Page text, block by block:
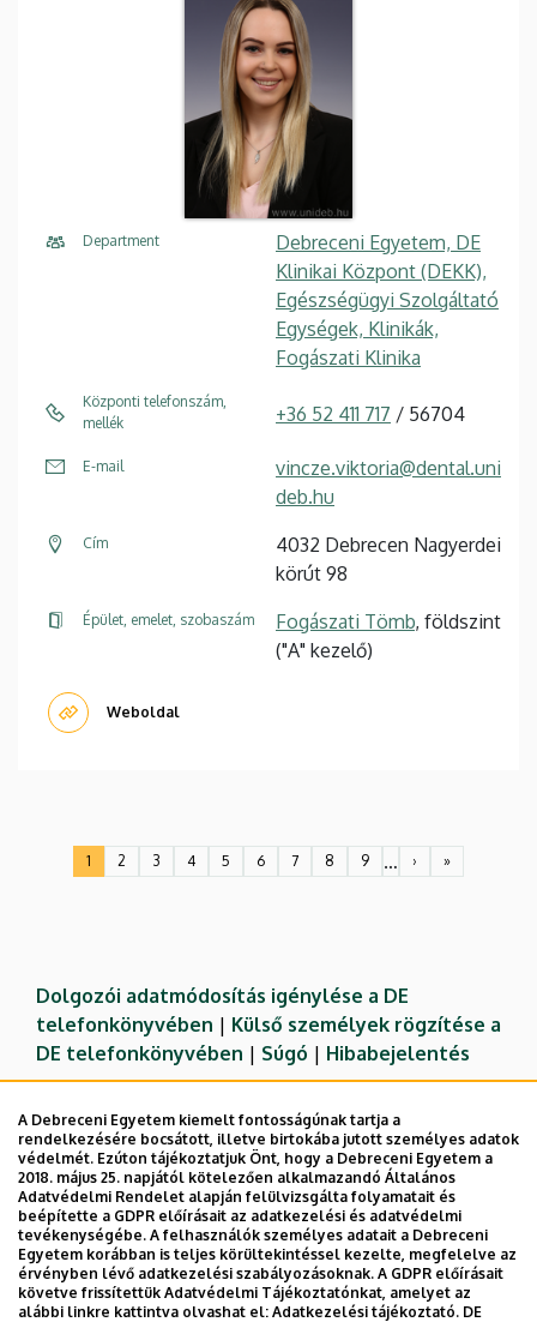
Department
Debreceni Egyetem, DE
Klinikai Központ (DEKK),
Egészségügyi Szolgáltató
Egységek, Klinikák,
Fogászati Klinika
Központi telefonszám,
mellék
+36 52 411 717 / 56704
E-mail
vincze.viktoria@dental.uni
deb.hu
Cím
4032 Debrecen Nagyerdei
körút 98
Épület, emelet, szobaszám Fogászati Tömb, földszint
("A" kezelő)
Weboldal
Jelenlegi
1
Oldal
2
Oldal
3
Oldal
4
Oldal
5
Oldal
6
Oldal
7
Oldal
8
Oldal
9 …
Következő
›
Utolsó
»
Dolgozói adatmódosítás igénylése a DE
telefonkönyvében | Külső személyek rögzítése a
DE telefonkönyvében | Súgó | Hibabejelentés
Adatvédelem
Adatvédelem
A Debreceni Egyetem kiemelt fontosságúnak tartja a
rendelkezésére bocsátott, illetve birtokába jutott személyes adatok
védelmét. Ezúton tájékoztatjuk Önt, hogy a Debreceni Egyetem a
2018. május 25. napjától kötelezően alkalmazandó Általános
Adatvédelmi Rendelet alapján felülvizsgálta folyamatait és
beépítette a GDPR előírásait az adatkezelési és adatvédelmi
tevékenységébe. A felhasználók személyes adatait a Debreceni
Egyetem korábban is teljes körültekintéssel kezelte, megfelelve az
érvényben lévő adatkezelési szabályozásoknak. A GDPR előírásait
követve frissítettük Adatvédelmi Tájékoztatónkat, amelyet az
alábbi linkre kattintva olvashat el: Adatkezelési tájékoztató. DE